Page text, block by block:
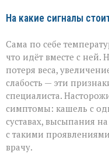
На какие сигналы
Сама по себе
что идёт вместе с ней.
потеря веса,
слабость — эти
специалиста.
симптомы: кашель с
суставах, высыпания
с такими
врачу.